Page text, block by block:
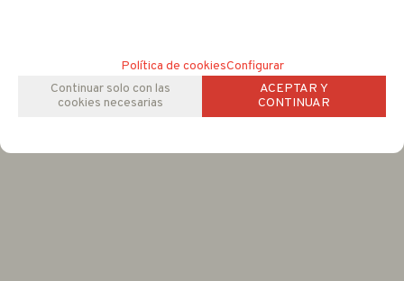
Política de cookiesConfigurar
Continuar solo con las
cookies necesarias
ACEPTAR Y
CONTINUAR